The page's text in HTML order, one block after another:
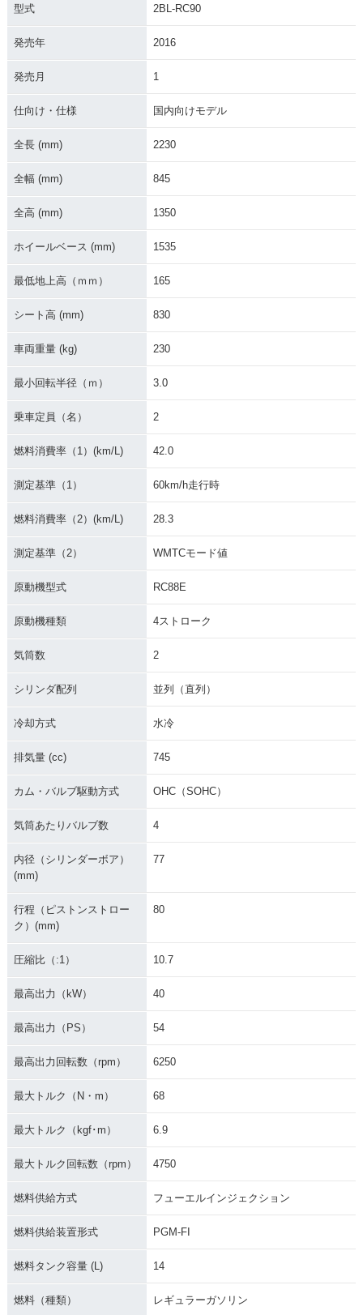
ssion・カラーチェ
2021年 NC750X D
ual Clutch Transmi
チェンジ
2021年 NC750X・
ual Clutch Transmi
ェンジ
ual Clutch Transmi
ssion ABS E Packa
ジ
S E Package・マイ
ナーチェンジ
pe LD Dual Clutch
チェンジ
pe LD Dual Clutch
pe LD・カラーチェ
ual Clutch Transmi
ge・カラーチェンジ
S・カラーチェンジ
カラーチェンジ
ssion ABS E Packa
Transmission ABS
2016年 NC750X Ty
2016年 NC750X D
2016年 NC750X AB
型式 2BL-RC90
発売年 2016
発売月 1
仕向け・仕様 国内向けモデル
全長 (mm) 2230
全幅 (mm) 845
全高 (mm) 1350
ホイールベース (mm) 1535
最低地上高（ｍｍ） 165
シート高 (mm) 830
車両重量 (kg) 230
最小回転半径（ｍ） 3.0
乗車定員（名） 2
燃料消費率（1）(km/L) 42.0
測定基準（1） 60km/h走行時
燃料消費率（2）(km/L) 28.3
測定基準（2） WMTCモード値
原動機型式 RC88E
原動機種類 4ストローク
気筒数 2
シリンダ配列 並列（直列）
冷却方式 水冷
排気量 (cc) 745
カム・バルブ駆動方式 OHC（SOHC）
気筒あたりバルブ数 4
内径（シリンダーボア）
(mm)
77
行程（ピストンストロー
ク）(mm)
80
圧縮比（:1） 10.7
最高出力（kW） 40
最高出力（PS） 54
最高出力回転数（rpm） 6250
最大トルク（N・m） 68
最大トルク（kgf･m） 6.9
最大トルク回転数（rpm） 4750
燃料供給方式 フューエルインジェクション
燃料供給装置形式 PGM-FI
燃料タンク容量 (L) 14
燃料（種類） レギュラーガソリン